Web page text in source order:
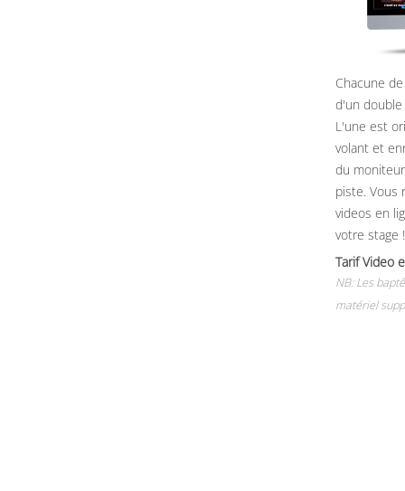
Chacune
d'un
L'une est
volant et
du
piste. Vous
videos en
votre stage !
Tarif Video
NB: Les
matériel